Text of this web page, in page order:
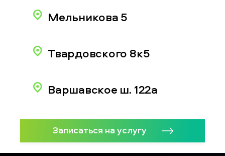
Мельникова 5
Твардовского 8к5
Варшавское ш. 122а
Записаться на услугу